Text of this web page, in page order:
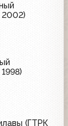
2002)
(ГТРК